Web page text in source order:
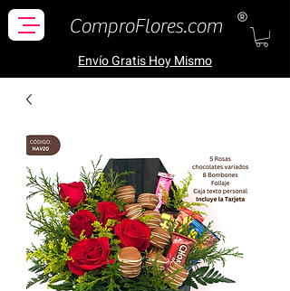
ComproFlores.com
Envío Gratis Hoy Mismo